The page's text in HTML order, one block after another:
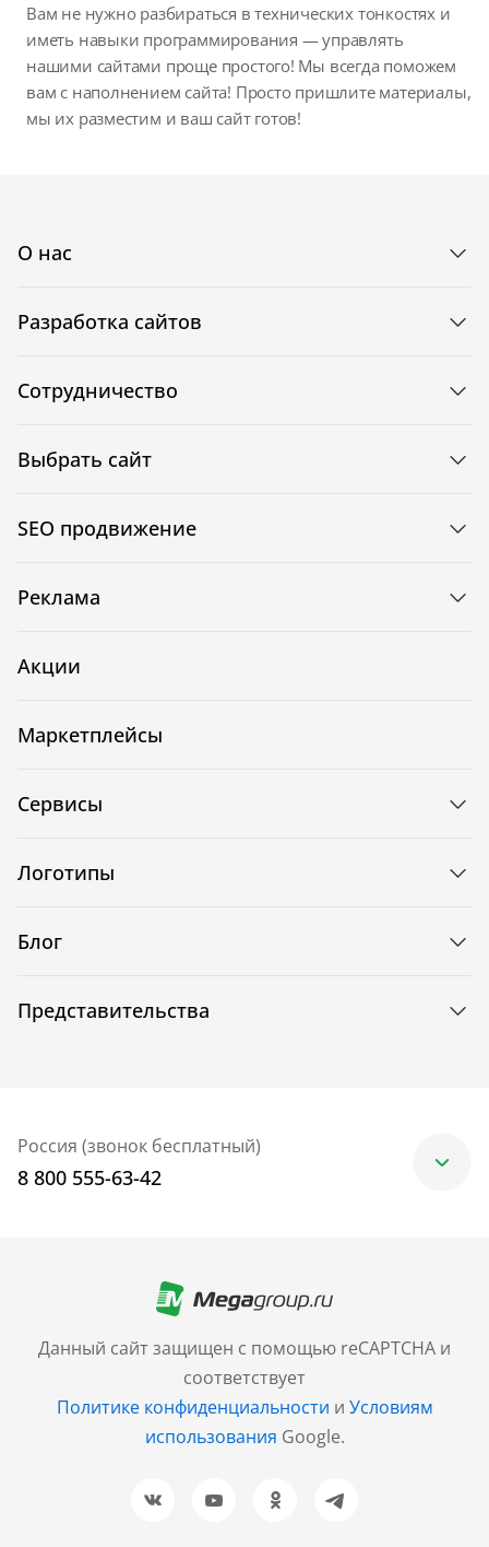
Вам не нужно разбираться в технических тонкостях и
иметь навыки программирования — управлять
нашими сайтами проще простого! Мы всегда поможем
вам с наполнением сайта! Просто пришлите материалы,
мы их разместим и ваш сайт готов!
Данный сайт защищен с помощью reCAPTCHA и
соответствует
Политике конфиденциальности и Условиям
использования Google.
О нас
Разработка сайтов
Сотрудничество
Выбрать сайт
SEO продвижение
Реклама
Акции
Маркетплейсы
Сервисы
Логотипы
Блог
Представительства
Россия (звонок бесплатный)
8 800 555-63-42
+7 (499) 705-30-10
Санкт-Петербург
+7 (812) 600-77-33
Барнаул
+7 (961) 999-93-93
Новосибирск